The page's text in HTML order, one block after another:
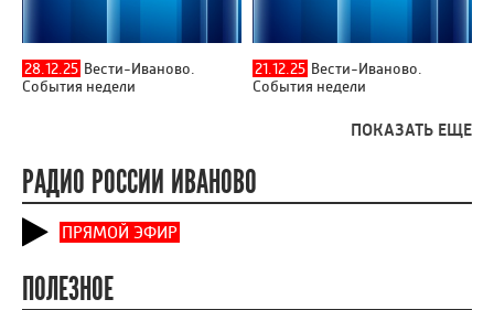
28.12.25 Вести-Иваново.
События недели
21.12.25 Вести-Иваново.
События недели
ПОКАЗАТЬ ЕЩЕ
РАДИО РОССИИ ИВАНОВО
ПРЯМОЙ ЭФИР
ПОЛЕЗНОЕ